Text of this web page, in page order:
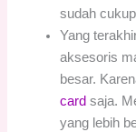
sudah
Yang
aksesoris
besar.
card saja.
yang lebih